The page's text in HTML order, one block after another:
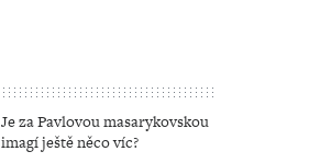
Je za Pavlovou masarykovskou
imagí ještě něco víc?